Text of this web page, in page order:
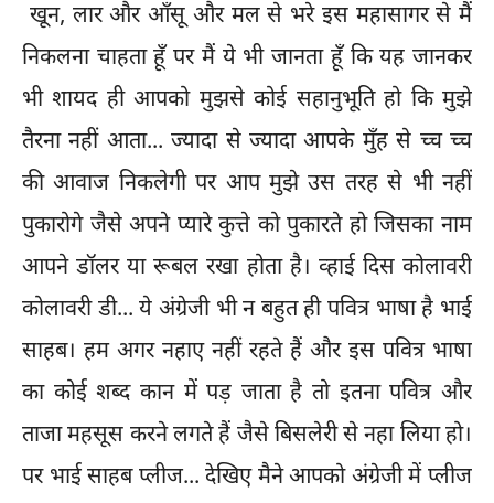
खून, लार और आँसू और मल से भरे इस महासागर से मैं
निकलना चाहता हूँ पर मैं ये भी जानता हूँ कि यह जानकर
भी शायद ही आपको मुझसे कोई सहानुभूति हो कि मुझे
तैरना नहीं आता... ज्यादा से ज्यादा आपके मुँह से च्च च्च
की आवाज निकलेगी पर आप मुझे उस तरह से भी नहीं
पुकारोगे जैसे अपने प्यारे कुत्ते को पुकारते हो जिसका नाम
आपने डॉलर या रूबल रखा होता है। व्हाई दिस कोलावरी
कोलावरी डी... ये अंग्रेजी भी न बहुत ही पवित्र भाषा है भाई
साहब। हम अगर नहाए नहीं रहते हैं और इस पवित्र भाषा
का कोई शब्द कान में पड़ जाता है तो इतना पवित्र और
ताजा महसूस करने लगते हैं जैसे बिसलेरी से नहा लिया हो।
पर भाई साहब प्लीज... देखिए मैने आपको अंग्रेजी में प्लीज